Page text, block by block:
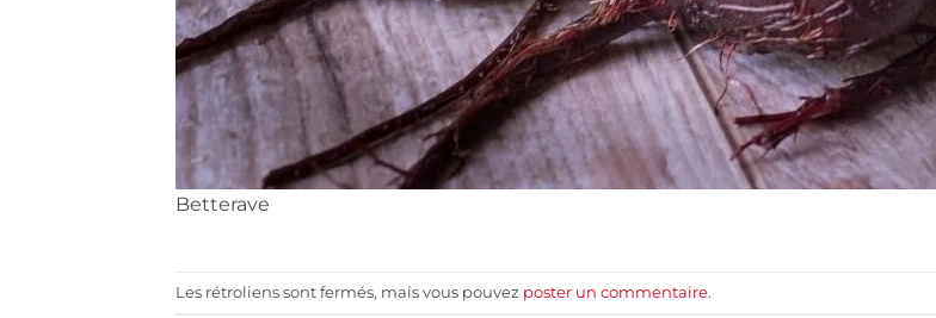
Betterave
Les rétroliens sont fermés, mais vous pouvez poster un commentaire.